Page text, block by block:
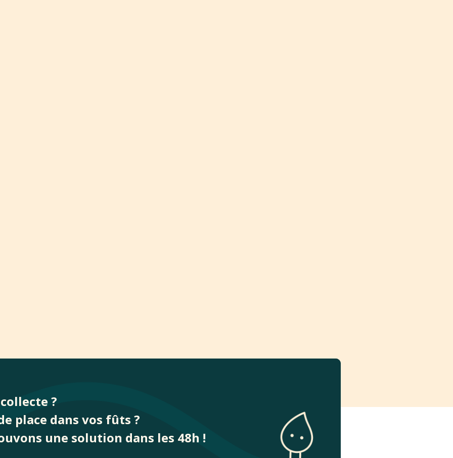
?
place dans vos fûts ?
une solution dans les 48h !